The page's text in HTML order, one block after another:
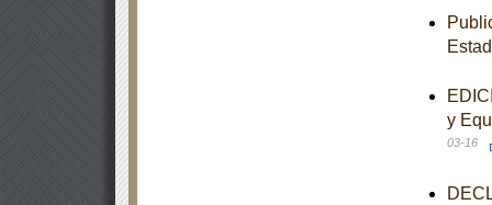
y
03-16